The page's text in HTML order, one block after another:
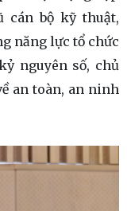
cán bộ kỹ thuật,
năng lực tổ chức
nguyên số, chủ
an toàn, an ninh